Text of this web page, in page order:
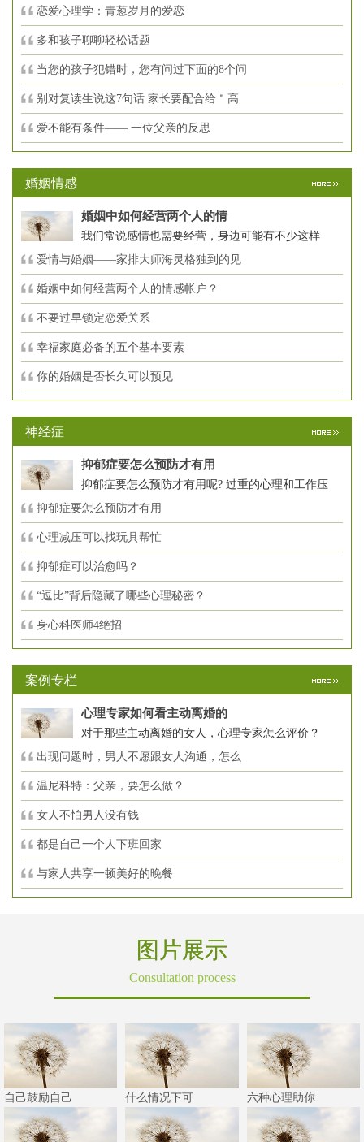
恋爱心理学：青葱岁月的爱恋
多和孩子聊聊轻松话题
当您的孩子犯错时，您有问过下面的8个问
别对复读生说这7句话 家长要配合给＂高
爱不能有条件—— 一位父亲的反思
婚姻情感
婚姻中如何经营两个人的情
我们常说感情也需要经营，身边可能有不少这样
爱情与婚姻——家排大师海灵格独到的见
婚姻中如何经营两个人的情感帐户？
不要过早锁定恋爱关系
幸福家庭必备的五个基本要素
你的婚姻是否长久可以预见
神经症
抑郁症要怎么预防才有用
抑郁症要怎么预防才有用呢? 过重的心理和工作压
抑郁症要怎么预防才有用
心理减压可以找玩具帮忙
抑郁症可以治愈吗？
“逗比”背后隐藏了哪些心理秘密？
身心科医师4绝招
案例专栏
心理专家如何看主动离婚的
对于那些主动离婚的女人，心理专家怎么评价？
出现问题时，男人不愿跟女人沟通，怎么
温尼科特：父亲，要怎么做？
女人不怕男人没有钱
都是自己一个人下班回家
与家人共享一顿美好的晚餐
图片展示
Consultation process
自己鼓励自己 什么情况下可 六种心理助你